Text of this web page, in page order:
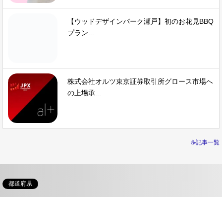
【ウッドデザインパーク瀬戸】初のお花見BBQ
プラン...
株式会社オルツ東京証券取引所グロース市場へ
の上場承...
☕記事一覧
都道府県